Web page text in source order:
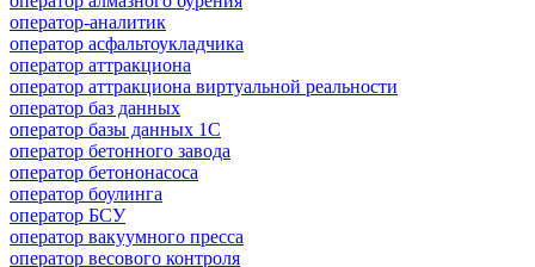
оператор-аналитик
оператор асфальтоукладчика
оператор аттракциона
оператор аттракциона виртуальной реальности
оператор баз данных
оператор базы данных 1С
оператор бетонного завода
оператор бетононасоса
оператор боулинга
оператор БСУ
оператор вакуумного пресса
оператор весового контроля